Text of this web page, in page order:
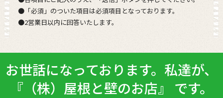
●「必須」のついた項目は必須項目となっております。
●2営業日以内に回答いたします。
お世話になっております。私達が、
『（株）屋根と壁のお店』 です。